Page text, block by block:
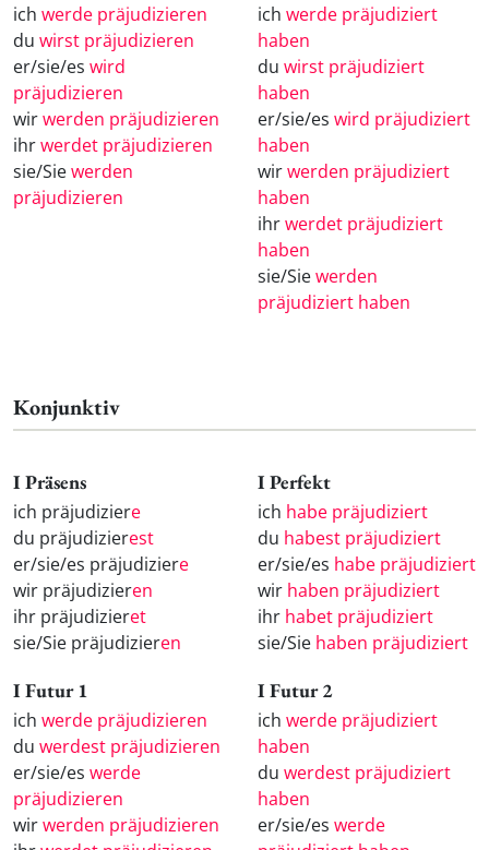
ich werde präjudizieren
du wirst präjudizieren
er/sie/es wird
präjudizieren
wirwerden präjudizieren
ihrwerdet präjudizieren
sie/Siewerden
präjudizieren
ich werde präjudiziert
haben
du wirst präjudiziert
haben
er/sie/es wird präjudiziert
haben
wirwerden präjudiziert
haben
ihrwerdet präjudiziert
haben
sie/Siewerden
präjudiziert haben
Konjunktiv
I Präsens
ich präjudiziere
du präjudizierest
er/sie/es präjudiziere
wir präjudizieren
ihr präjudizieret
sie/Sie präjudizieren
I Perfekt
ich habe präjudiziert
du habest präjudiziert
er/sie/es habe präjudiziert
wir haben präjudiziert
ihr habet präjudiziert
sie/Sie haben präjudiziert
I Futur 1
ich werde präjudizieren
du werdest präjudizieren
er/sie/es werde
präjudizieren
wirwerden präjudizieren
I Futur 2
ich werde präjudiziert
haben
du werdest präjudiziert
haben
er/sie/es werde